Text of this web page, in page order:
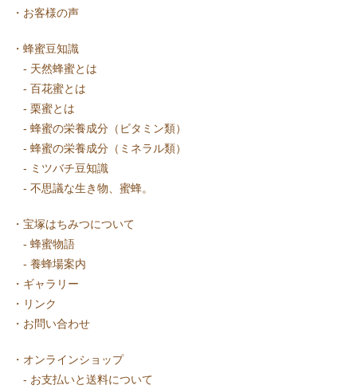
・ お客様の声
・ 蜂蜜豆知識
- 天然蜂蜜とは
- 百花蜜とは
- 栗蜜とは
- 蜂蜜の栄養成分（ビタミン類）
- 蜂蜜の栄養成分（ミネラル類）
- ミツバチ豆知識
- 不思議な生き物、蜜蜂。
・ 宝塚はちみつについて
- 蜂蜜物語
- 養蜂場案内
・ ギャラリー
・ リンク
・ お問い合わせ
・ オンラインショップ
- お支払いと送料について